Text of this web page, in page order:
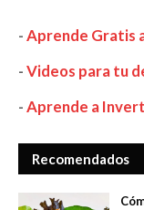
-Aprende Gratis
-Videos para tu
-Aprende a
Recomendados